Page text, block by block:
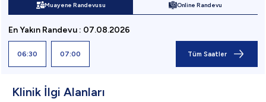
Muayene Randevusu Online Randevu
En Yakın Randevu : 07.08.2026
06:30 07:00 Tüm Saatler
Klinik İlgi Alanları